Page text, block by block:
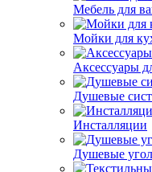
Мебель для
Мойки для
Аксессуары
Душевые
Инсталляции
Душевые